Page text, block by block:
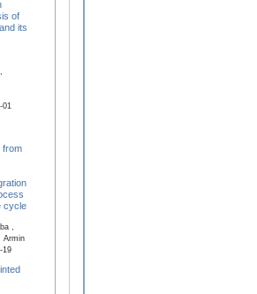
of
its
01
from
cycle
,
Armin
19